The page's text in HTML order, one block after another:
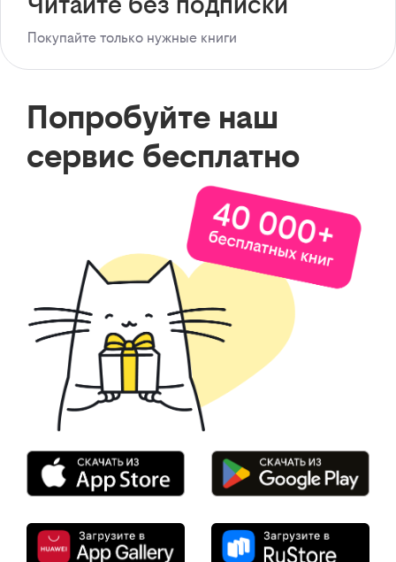
Покупайте только нужные книги
Попробуйте наш
сервис бесплатно